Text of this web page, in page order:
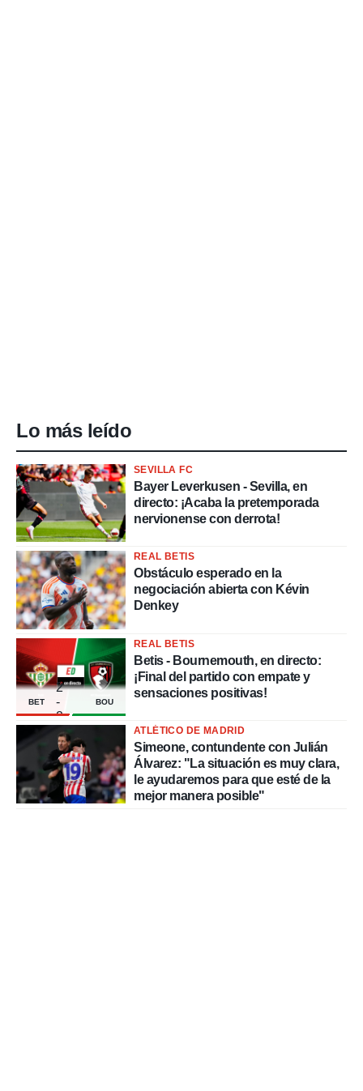
Lo más leído
SEVILLA FC
Bayer Leverkusen - Sevilla, en
directo: ¡Acaba la pretemporada
nervionense con derrota!
REAL BETIS
Obstáculo esperado en la
negociación abierta con Kévin
Denkey
BET
2
-
2
BOU
REAL BETIS
Betis - Bournemouth, en directo:
¡Final del partido con empate y
sensaciones positivas!
ATLÉTICO DE MADRID
Simeone, contundente con Julián
Álvarez: "La situación es muy clara,
le ayudaremos para que esté de la
mejor manera posible"